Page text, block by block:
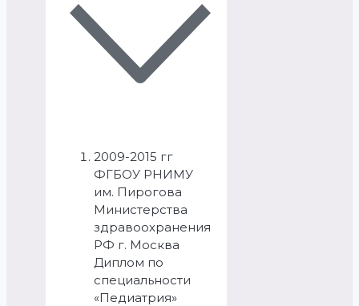
2009-2015 гг
ФГБОУ РНИМУ
им. Пирогова
Министерства
здравоохранения
РФ г. Москва
Диплом по
специальности
«Педиатрия»